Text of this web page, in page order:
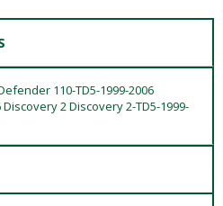
110-TD5-1999-2006
2 Discovery 2-TD5-1999-